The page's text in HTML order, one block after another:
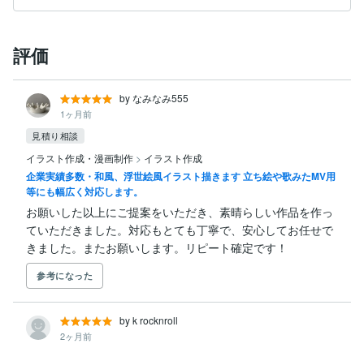
評価
by なみなみ555
1ヶ月前
見積り相談
イラスト作成・漫画制作 > イラスト作成
企業実績多数・和風、浮世絵風イラスト描きます 立ち絵や歌みたMV用
等にも幅広く対応します。
お願いした以上にご提案をいただき、素晴らしい作品を作っ
ていただきました。対応もとても丁寧で、安心してお任せで
きました。またお願いします。リピート確定です！
参考になった
by k rocknroll
2ヶ月前